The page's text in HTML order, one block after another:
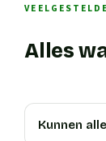
Alles
Kunnen